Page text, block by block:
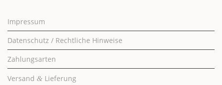
Impressum
Datenschutz / Rechtliche Hinweise
Zahlungsarten
Versand & Lieferung